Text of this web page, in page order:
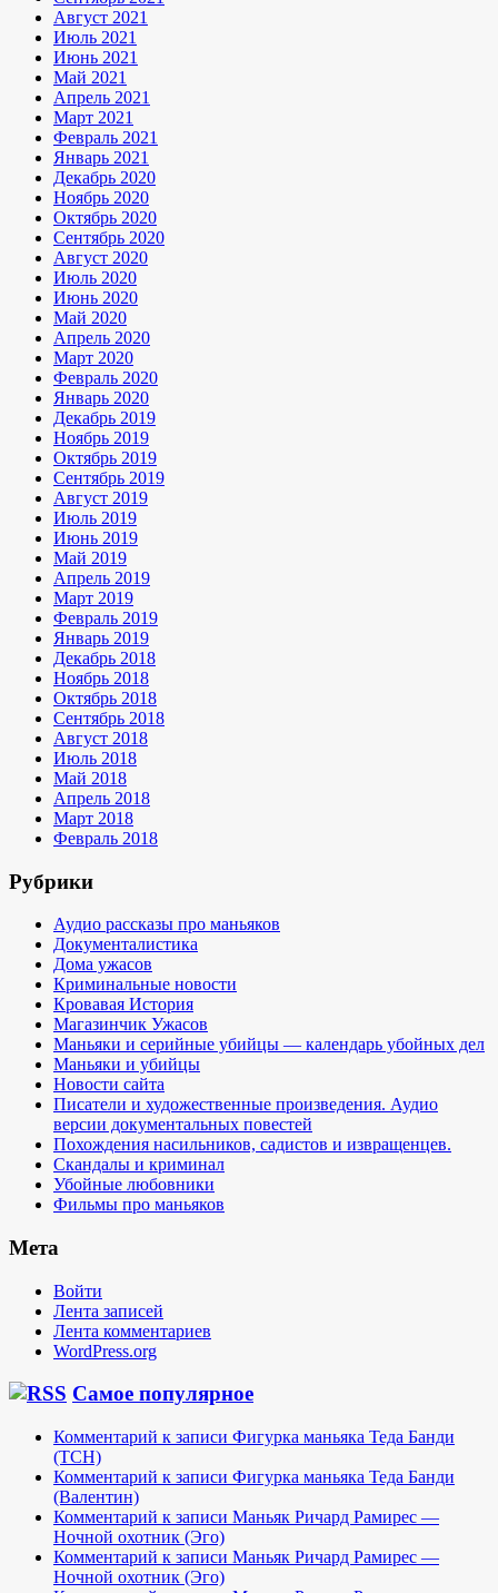
Август 2021
Июль 2021
Июнь 2021
Май 2021
Апрель 2021
Март 2021
Февраль 2021
Январь 2021
Декабрь 2020
Ноябрь 2020
Октябрь 2020
Сентябрь 2020
Август 2020
Июль 2020
Июнь 2020
Май 2020
Апрель 2020
Март 2020
Февраль 2020
Январь 2020
Декабрь 2019
Ноябрь 2019
Октябрь 2019
Сентябрь 2019
Август 2019
Июль 2019
Июнь 2019
Май 2019
Апрель 2019
Март 2019
Февраль 2019
Январь 2019
Декабрь 2018
Ноябрь 2018
Октябрь 2018
Сентябрь 2018
Август 2018
Июль 2018
Май 2018
Апрель 2018
Март 2018
Февраль 2018
Рубрики
Аудио рассказы про маньяков
Документалистика
Дома ужасов
Криминальные новости
Кровавая История
Магазинчик Ужасов
Маньяки и серийные убийцы — календарь убойных дел
Маньяки и убийцы
Новости сайта
Писатели и художественные произведения. Аудио
версии документальных повестей
Похождения насильников, садистов и извращенцев.
Скандалы и криминал
Убойные любовники
Фильмы про маньяков
Мета
Войти
Лента записей
Лента комментариев
WordPress.org
Самое популярное
Комментарий к записи Фигурка маньяка Теда Банди
(TCH)
Комментарий к записи Фигурка маньяка Теда Банди
(Валентин)
Комментарий к записи Маньяк Ричард Рамирес —
Ночной охотник (Эго)
Комментарий к записи Маньяк Ричард Рамирес —
Ночной охотник (Эго)